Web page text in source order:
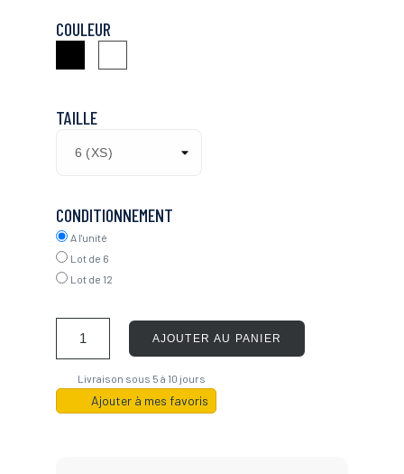
COULEUR
TAILLE
CONDITIONNEMENT
A l'unité
Lot de 6
Lot de 12
AJOUTER AU PANIER
Livraison sous 5 à 10 jours
Ajouter à mes favoris